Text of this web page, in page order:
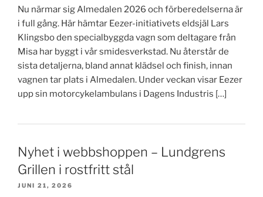
Nu närmar sig Almedalen 2026 och förberedelserna är
i full gång. Här hämtar Eezer-initiativets eldsjäl Lars
Klingsbo den specialbyggda vagn som deltagare från
Misa har byggt i vår smidesverkstad. Nu återstår de
sista detaljerna, bland annat klädsel och finish, innan
vagnen tar plats i Almedalen. Under veckan visar Eezer
upp sin motorcykelambulans i Dagens Industris […]
Nyhet i webbshoppen – Lundgrens
Grillen i rostfritt stål
JUNI 21, 2026